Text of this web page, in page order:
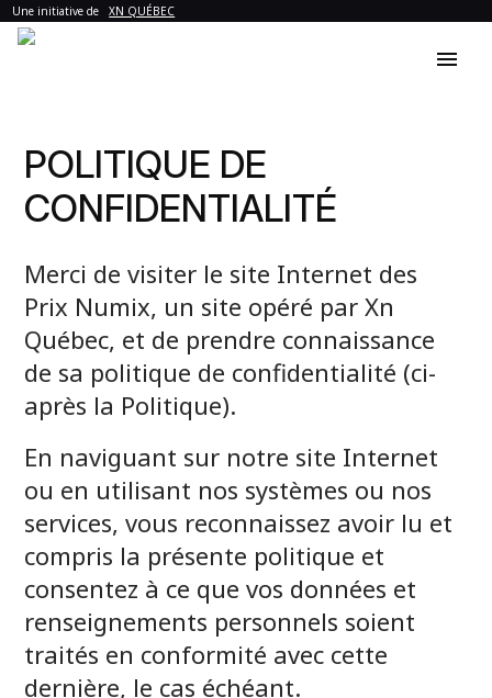
Une initiative de XN QUÉBEC
menu
POLITIQUE DE
CONFIDENTIALITÉ
Merci de visiter le site Internet des
Prix Numix, un site opéré par Xn
Québec, et de prendre connaissance
de sa politique de confidentialité (ci-
après la Politique).
En naviguant sur notre site Internet
ou en utilisant nos systèmes ou nos
services, vous reconnaissez avoir lu et
compris la présente politique et
consentez à ce que vos données et
renseignements personnels soient
traités en conformité avec cette
dernière, le cas échéant.